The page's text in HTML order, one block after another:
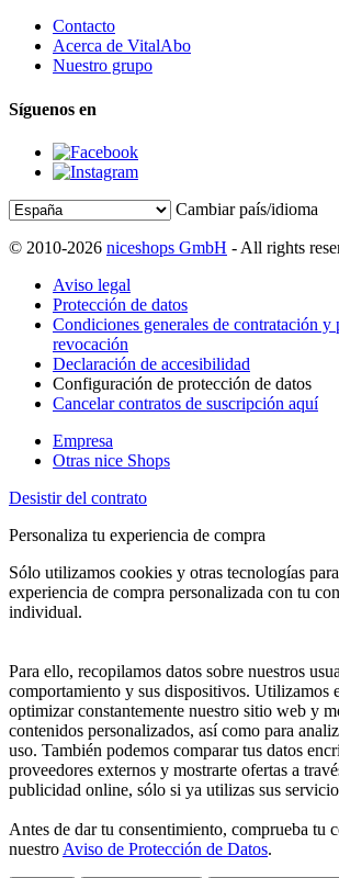
Contacto
Acerca de VitalAbo
Nuestro grupo
Síguenos en
Cambiar país/idioma
© 2010-2026 niceshops GmbH - All rights
Aviso legal
Protección de datos
Condiciones generales de contratación y
revocación
Declaración de accesibilidad
Configuración de protección de datos
Cancelar contratos de suscripción aquí
Empresa
Otras nice Shops
Desistir del contrato
Personaliza tu experiencia de compra
Sólo utilizamos cookies y otras tecnologías
experiencia de compra personalizada con tu
individual.
Para ello, recopilamos datos sobre nuestros
comportamiento y sus dispositivos. Utilizamos
optimizar constantemente nuestro sitio web y
contenidos personalizados, así como para
uso. También podemos comparar tus datos
proveedores externos y mostrarte ofertas a
publicidad online, sólo si ya utilizas sus
Antes de dar tu consentimiento, comprueba tu
nuestro Aviso de Protección de Datos.